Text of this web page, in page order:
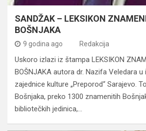
SANDŽAK – LEKSIKON
BOŠNJAKA
9 godina ago Redakcija
Uskoro izlazi iz štampa LEKSIKON
BOŠNJAKA autora dr. Nazifa Veledara u
zajednice kulture „Preporod“ Sarajevo.
Bošnjaka, preko 1300 znamenitih
bibliotečkih jedinica,…